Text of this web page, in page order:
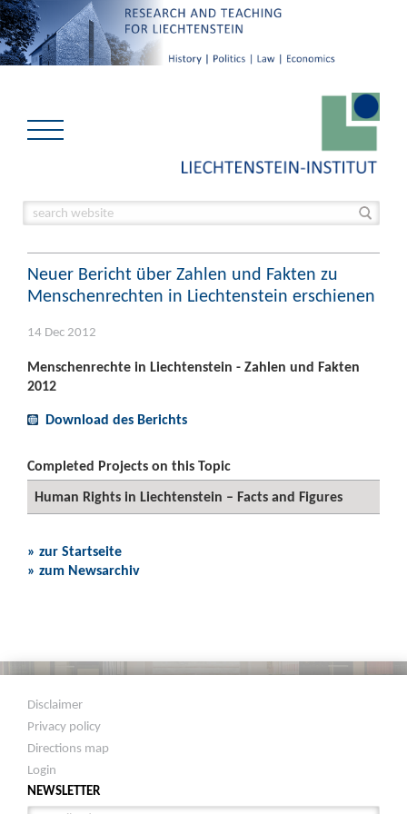
Neuer Bericht über Zahlen und Fakten zu
Menschenrechten in Liechtenstein erschienen
14 Dec 2012
Menschenrechte in Liechtenstein - Zahlen und Fakten
2012
Download des Berichts
Completed Projects on this Topic
Human Rights in Liechtenstein – Facts and Figures
» zur Startseite
» zum Newsarchiv
Disclaimer
Privacy policy
Directions map
Login
NEWSLETTER